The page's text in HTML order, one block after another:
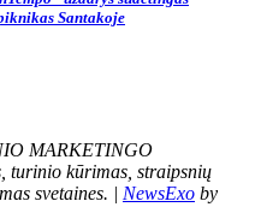
Santakoje
MARKETINGO
turinio kūrimas, straipsnių
svetaines. | NewsExo by